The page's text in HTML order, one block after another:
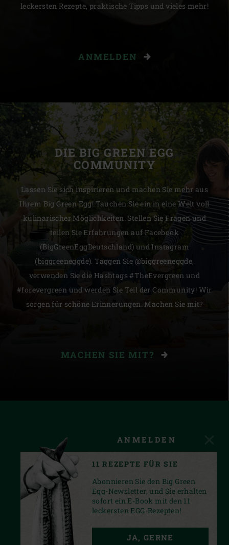
leckersten Rezepte, praktische Tipps und vieles mehr!
ANMELDEN
DIE BIG GREEN EGG
COMMUNITY
Lassen Sie sich inspirieren und machen Sie mehr aus
Ihrem Big Green Egg! Tauchen Sie ein in eine Welt voll
kulinarischer Möglichkeiten. Stellen Sie Fragen und
teilen Sie Erfahrungen auf Facebook
(BigGreenEggDeutschland) und Instagram
(biggreeneggde). Taggen Sie @biggreeneggde,
verwenden Sie die Hashtags #TheEvergreen und
#forevergreen und werden Sie Teil der Community! Wir
sorgen für schöne Erinnerungen. Machen Sie mit?
MACHEN SIE MIT?
ANMELDEN
11 REZEPTE FÜR SIE
Abonnieren Sie den Big Green
Egg-Newsletter, und Sie erhalten
sofort ein E-Book mit den 11
leckersten EGG-Rezepten!
JA, GERNE